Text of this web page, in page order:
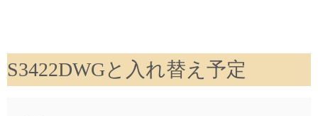
S3422DWGと入れ替え予定